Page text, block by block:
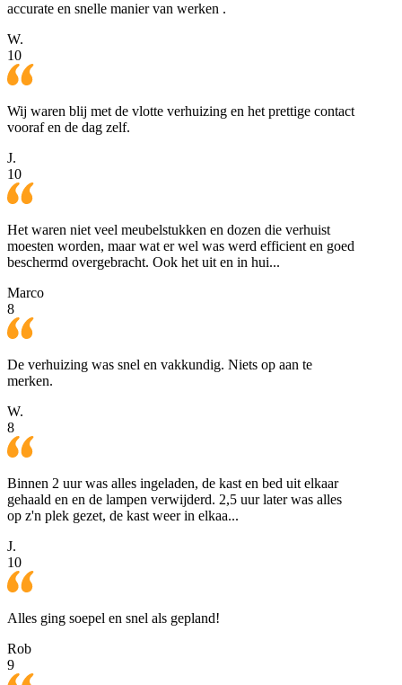
accurate en snelle manier van werken .
W.
10
Wij waren blij met de vlotte verhuizing en het prettige contact
vooraf en de dag zelf.
J.
10
Het waren niet veel meubelstukken en dozen die verhuist
moesten worden, maar wat er wel was werd efficient en goed
beschermd overgebracht. Ook het uit en in hui...
Marco
8
De verhuizing was snel en vakkundig. Niets op aan te
merken.
W.
8
Binnen 2 uur was alles ingeladen, de kast en bed uit elkaar
gehaald en en de lampen verwijderd. 2,5 uur later was alles
op z'n plek gezet, de kast weer in elkaa...
J.
10
Alles ging soepel en snel als gepland!
Rob
9